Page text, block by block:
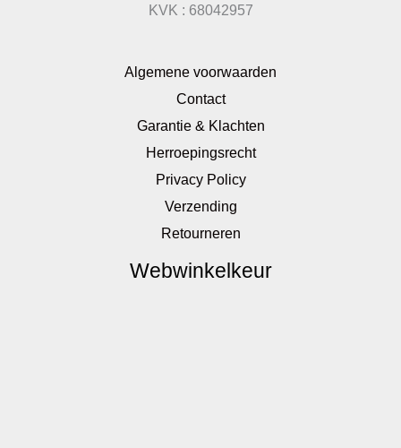
KVK : 68042957
Algemene voorwaarden
Contact
Garantie & Klachten
Herroepingsrecht
Privacy Policy
Verzending
Retourneren
Webwinkelkeur